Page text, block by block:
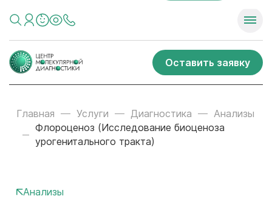
Оставить заявку
Главная Услуги Диагностика
Анализы
Флороценоз (Исследование биоценоза
урогенитального тракта)
Анализы